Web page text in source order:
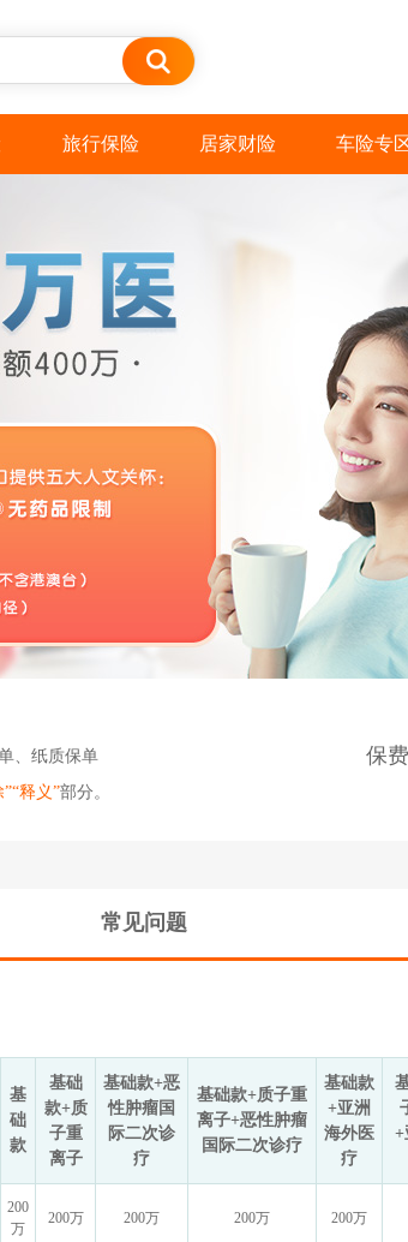
旅行保险 居家财险 车险专
保费
、纸质保单
释义”部分。
常见问题
基
础
款
基础
款+质
子重
离子
基础款+恶
性肿瘤国
际二次诊
疗
基础款+质子重
离子+恶性肿瘤
国际二次诊疗
基础款
+亚洲
海外医
疗
+
200
万
200万 200万 200万 200万